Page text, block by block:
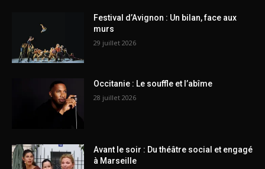
Festival d’Avignon : Un bilan, face aux
murs
29 juillet 2026
Occitanie : Le souffle et l’abîme
28 juillet 2026
Avant le soir : Du théâtre social et engagé
à Marseille